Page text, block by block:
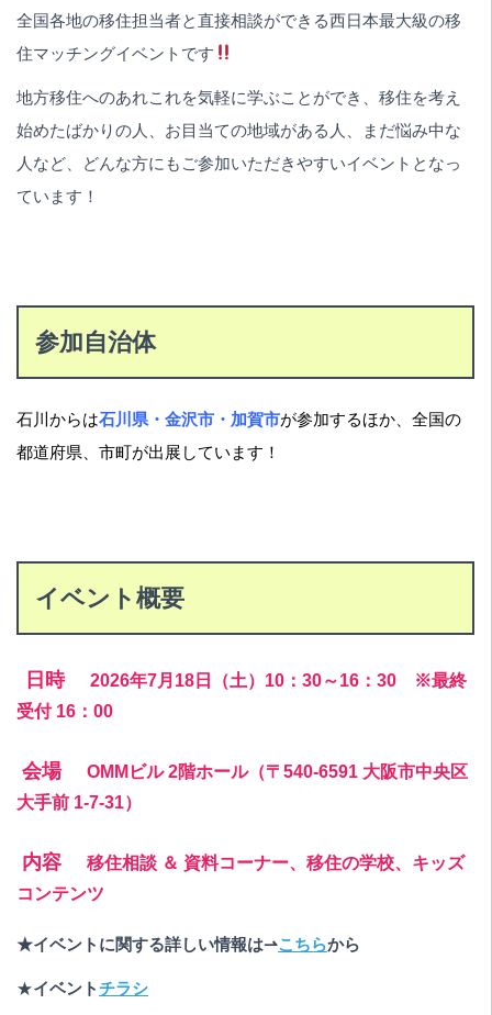
全国各地の移住担当者と直接相談ができる西日本最大級の移
住マッチングイベントです
地方移住へのあれこれを気軽に学ぶことができ、移住を考え
始めたばかりの人、お目当ての地域がある人、まだ悩み中な
人など、どんな方にもご参加いただきやすいイベントとなっ
ています！
参加自治体
石川からは石川県・金沢市・加賀市が参加するほか、全国の
都道府県、市町が出展しています！
イベント概要
日時 2026年7月18日（土）10：30～16：30 ※最終
受付 16：00
会場 OMMビル 2階ホール（〒540-6591 大阪市中央区
大手前 1-7-31）
内容 移住相談 ＆ 資料コーナー、移住の学校、キッズ
コンテンツ
★イベントに関する詳しい情報は⇀こちらから
★イベントチラシ